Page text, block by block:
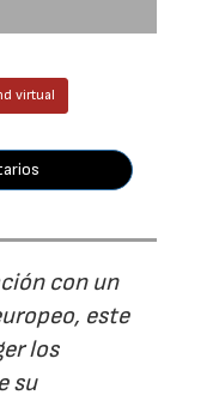
virtual
con un
este
los
su